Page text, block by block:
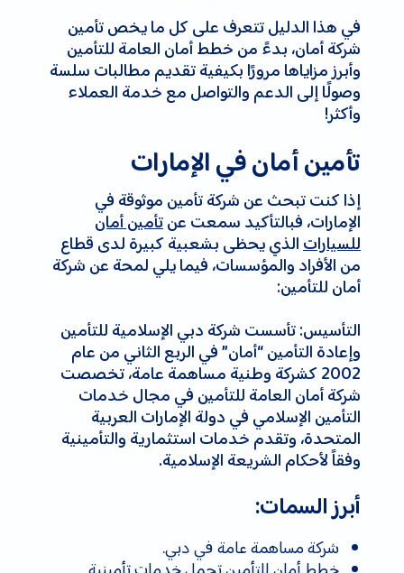
في هذا الدليل تتعرف على كل ما يخص تأمين
شركة أمان، بدءً من خطط أمان العامة للتأمين
وأبرز مزاياها مرورًا بكيفية تقديم مطالبات سلسة
وصولًا إلى الدعم والتواصل مع خدمة العملاء
وأكثر!
تأمين أمان في الإمارات
إذا كنت تبحث عن شركة تأمين موثوقة في
الإمارات، فبالتأكيد سمعت عنتأمين أمان
للسياراتالذي يحظى بشعبية كبيرة لدى قطاع
من الأفراد والمؤسسات، فيما يلي لمحة عن شركة
أمان للتأمين:
التأسيس: تأسست شركة دبي الإسلامية للتأمين
وإعادة التأمين “أمان” في الربع الثاني من عام
2002 كشركة وطنية مساهمة عامة، تخصصت
شركة أمان العامة للتأمين في مجال خدمات
التأمين الإسلامي في دولة الإمارات العربية
المتحدة، وتقدم خدمات استثمارية والتأمينية
وفقاً لأحكام الشريعة الإسلامية.
أبرز السمات:
شركة مساهمة عامة في دبي.